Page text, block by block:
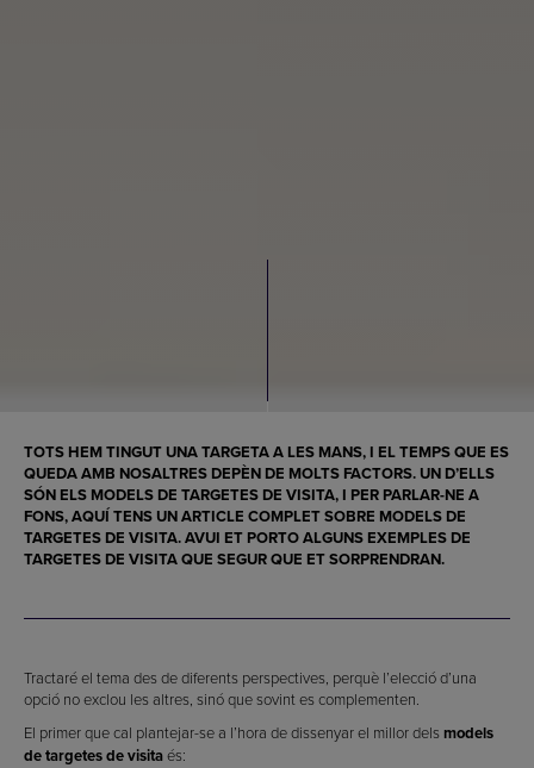
TOTS HEM TINGUT UNA TARGETA A LES MANS, I EL TEMPS QUE ES
QUEDA AMB NOSALTRES DEPÈN DE MOLTS FACTORS. UN D’ELLS
SÓN ELS MODELS DE TARGETES DE VISITA, I PER PARLAR-NE A
FONS, AQUÍ TENS UN ARTICLE COMPLET SOBRE MODELS DE
TARGETES DE VISITA. AVUI ET PORTO ALGUNS EXEMPLES DE
TARGETES DE VISITAQUE SEGUR QUE ET SORPRENDRAN.
Tractaré el tema des de diferents perspectives, perquè l’elecció d’una
opció no exclou les altres, sinó que sovint es complementen.
El primer que cal plantejar-se a l’hora de dissenyar el millor dels models
de targetes de visitaés: